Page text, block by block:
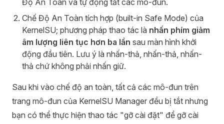
Độ An Toàn và tự động tắt các mô-đun.
Chế Độ An Toàn tích hợp (built-in Safe Mode) của
KernelSU; phương pháp thao tác là nhấn phím giảm
âm lượng liên tục hơn ba lần sau màn hình khởi
động đầu tiên. Lưu ý là nhấn-thả, nhấn-thả, nhấn-
thả chứ không phải nhấn giữ.
Sau khi vào chế độ an toàn, tất cả các mô-đun trên
trang mô-đun của KernelSU Manager đều bị tắt nhưng
bạn có thể thực hiện thao tác "gỡ cài đặt" để gỡ cài